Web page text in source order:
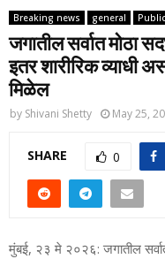
Breaking news general
जगातील सर्वात मोठा
इतर शारीरिक व्याधी
मिळेल
by Shivani Shetty May 25,
SHARE 0
मुंबई, २३ मे २०२६: जगातील